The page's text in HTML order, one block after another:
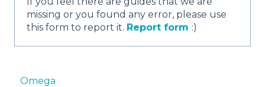
missing or you found any error, please use
this form to report it. Report form :)
Omega